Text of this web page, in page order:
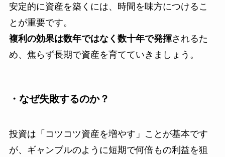
安定的に資産を築くには、時間を味方につけるこ
とが重要です。
複利の効果は数年ではなく数十年で発揮されるた
め、焦らず長期で資産を育てていきましょう。
・なぜ失敗するのか？
投資は「コツコツ資産を増やす」ことが基本です
が、ギャンブルのように短期で何倍もの利益を狙